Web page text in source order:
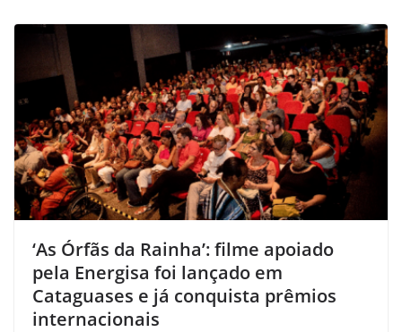
‘As Órfãs da Rainha’: filme apoiado
pela Energisa foi lançado em
Cataguases e já conquista prêmios
internacionais